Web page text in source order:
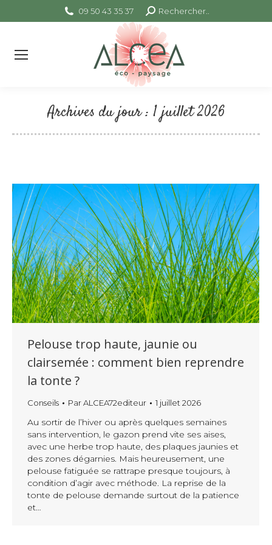
09 50 43 35 37 Search:
Rechercher..
Archives du jour : 1 juillet 2026
Vous êtes ici :
Pelouse trop haute, jaunie ou
clairsemée : comment bien reprendre
la tonte ?
Conseils ParALCEA72editeur 1 juillet 2026
Au sortir de l’hiver ou après quelques semaines
sans intervention, le gazon prend vite ses aises,
avec une herbe trop haute, des plaques jaunies et
des zones dégarnies. Mais heureusement, une
pelouse fatiguée se rattrape presque toujours, à
condition d’agir avec méthode. La reprise de la
tonte de pelouse demande surtout de la patience
et…